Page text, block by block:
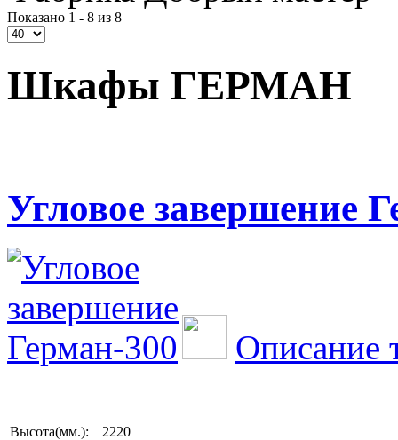
Показано 1 - 8 из 8
Шкафы ГЕРМАН
Угловое завершение
Описание
Высота(мм.):
2220